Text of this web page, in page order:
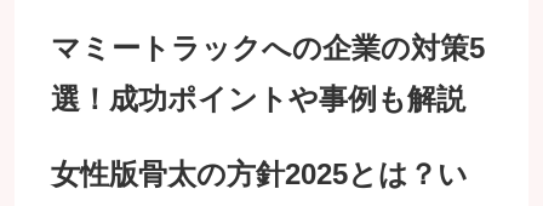
マミートラックへの企業の対策5
選！成功ポイントや事例も解説
女性版骨太の方針2025とは？い